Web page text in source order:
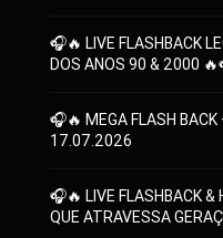
🎧🔥 LIVE FLASHBACK
DOS ANOS 90 & 2000
🎧🔥 MEGA FLASH
17.07.2026
🎧🔥 LIVE FLASHBACK &
QUE ATRAVESSA